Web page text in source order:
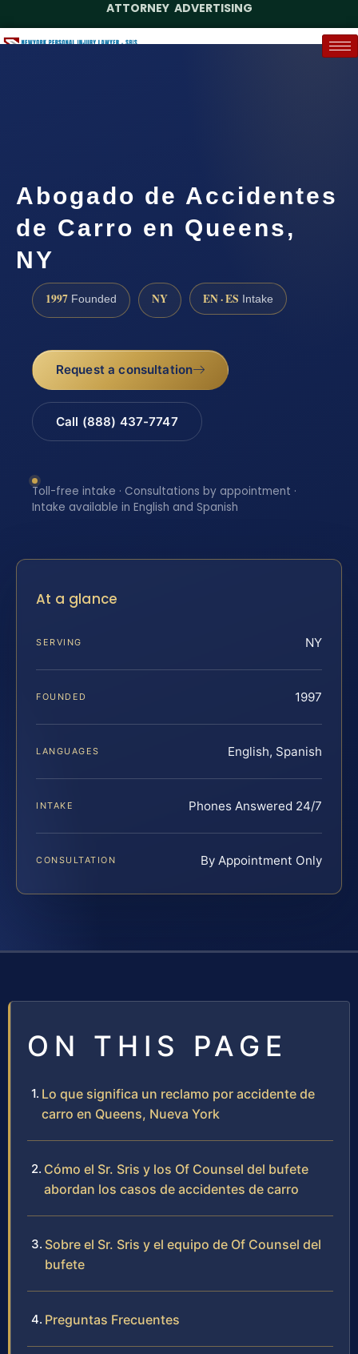
ATTORNEY ADVERTISING
Abogado de Accidentes
de Carro en Queens,
NY
1997 Founded NY EN · ES Intake
Request a consultation
Call (888) 437-7747
Toll-free intake · Consultations by appointment ·
Intake available in English and Spanish
At a glance
SERVING NY
FOUNDED 1997
LANGUAGES English, Spanish
INTAKE Phones Answered 24/7
CONSULTATION By Appointment Only
ON THIS PAGE
Lo que significa un reclamo por accidente de
carro en Queens, Nueva York
Cómo el Sr. Sris y los Of Counsel del bufete
abordan los casos de accidentes de carro
Sobre el Sr. Sris y el equipo de Of Counsel del
bufete
Preguntas Frecuentes